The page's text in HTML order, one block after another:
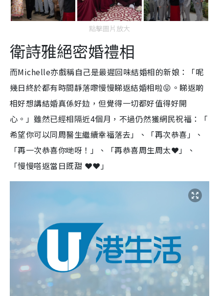
點擊圖片放大
衛詩雅絕密婚禮相
而Michelle亦戲稱自己是最遲回味結婚相的新娘：「呢
幾日終於都有時間靜落嚟慢慢睇返結婚相啦😝。睇返啲
相好想講結婚真係好攰，但覺得一切都好值得好開
心。」雖然已經相隔近4個月，不過仍然獲網民祝福：「
希望你可以同周醫生繼續幸福落去」、「再次恭喜」、
「再一次恭喜你哋呀！」、「再恭喜周生周太❤️」、
「慢慢嗒返當日既甜 ❤️❤️」